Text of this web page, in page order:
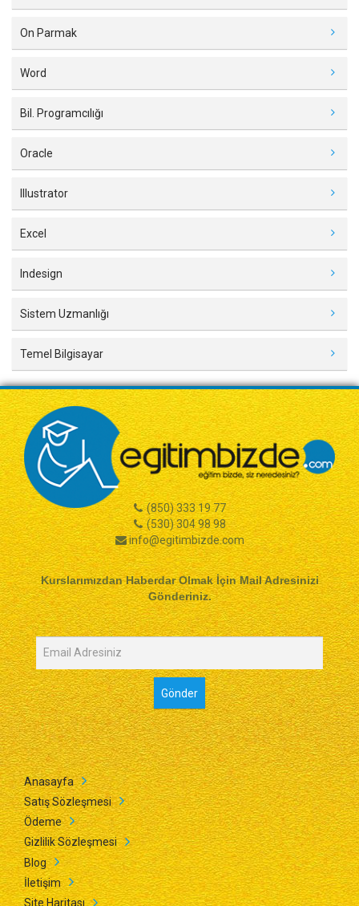
On Parmak
Word
Bil. Programcılığı
Oracle
Illustrator
Excel
Indesign
Sistem Uzmanlığı
Temel Bilgisayar
(850) 333 19 77
(530) 304 98 98
info@egitimbizde.com
Kurslarımızdan Haberdar Olmak İçin Mail Adresinizi
Gönderiniz.
Anasayfa
Satış Sözleşmesi
Ödeme
Gizlilik Sözleşmesi
Blog
İletişim
Site Haritası